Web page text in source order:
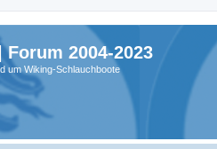
Forum 2004-2023
um Wiking-Schlauchboote